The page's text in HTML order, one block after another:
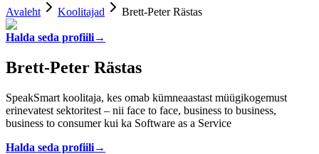
Avaleht
Koolitajad Brett-Peter Rästas
Halda seda profiili→
Brett-Peter Rästas
SpeakSmart koolitaja, kes omab kümneaastast müügikogemust
erinevatest sektoritest – nii face to face, business to business,
business to consumer kui ka Software as a Service
Halda seda profiili→